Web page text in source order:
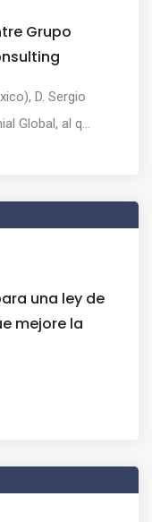
Grupo
D. Sergio
Global, al q...
una ley de
mejore la